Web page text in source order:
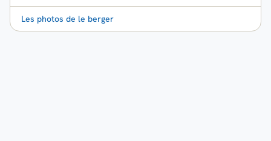
Les photos de le berger